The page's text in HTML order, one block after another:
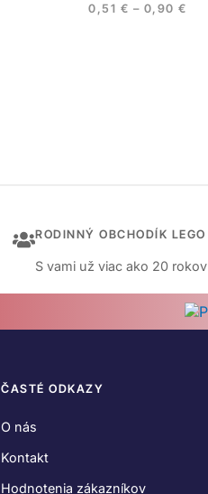
0,51 € – 0,90 €
RODINNÝ OBCHODÍK LEGO
S vami už viac ako 20 rokov
ČASTÉ ODKAZY
O nás
Kontakt
Hodnotenia zákazníkov